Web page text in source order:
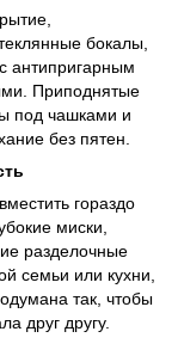
бокалы,
антипригарным
Приподнятые
под чашками и
без пятен.
гораздо
миски,
разделочные
семьи или кухни,
так, чтобы
друг другу.